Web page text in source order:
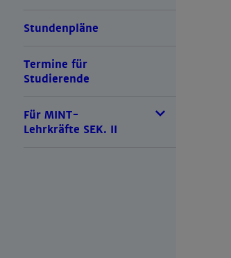
Stundenpläne
Termine für
Studierende
Für MINT-
Lehrkräfte SEK. II